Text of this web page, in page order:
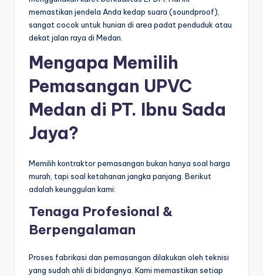
memastikan jendela Anda kedap suara (soundproof),
sangat cocok untuk hunian di area padat penduduk atau
dekat jalan raya di Medan.
Mengapa Memilih
Pemasangan UPVC
Medan di PT. Ibnu Sada
Jaya?
Memilih kontraktor pemasangan bukan hanya soal harga
murah, tapi soal ketahanan jangka panjang. Berikut
adalah keunggulan kami:
Tenaga Profesional &
Berpengalaman
Proses fabrikasi dan pemasangan dilakukan oleh teknisi
yang sudah ahli di bidangnya. Kami memastikan setiap